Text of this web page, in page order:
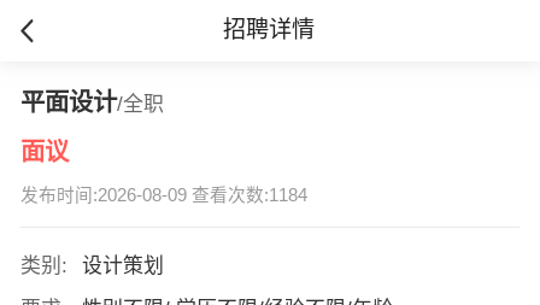
招聘详情
平面设计/全职
面议
发布时间:2026-08-09 查看次数:1184
类别:
设计策划